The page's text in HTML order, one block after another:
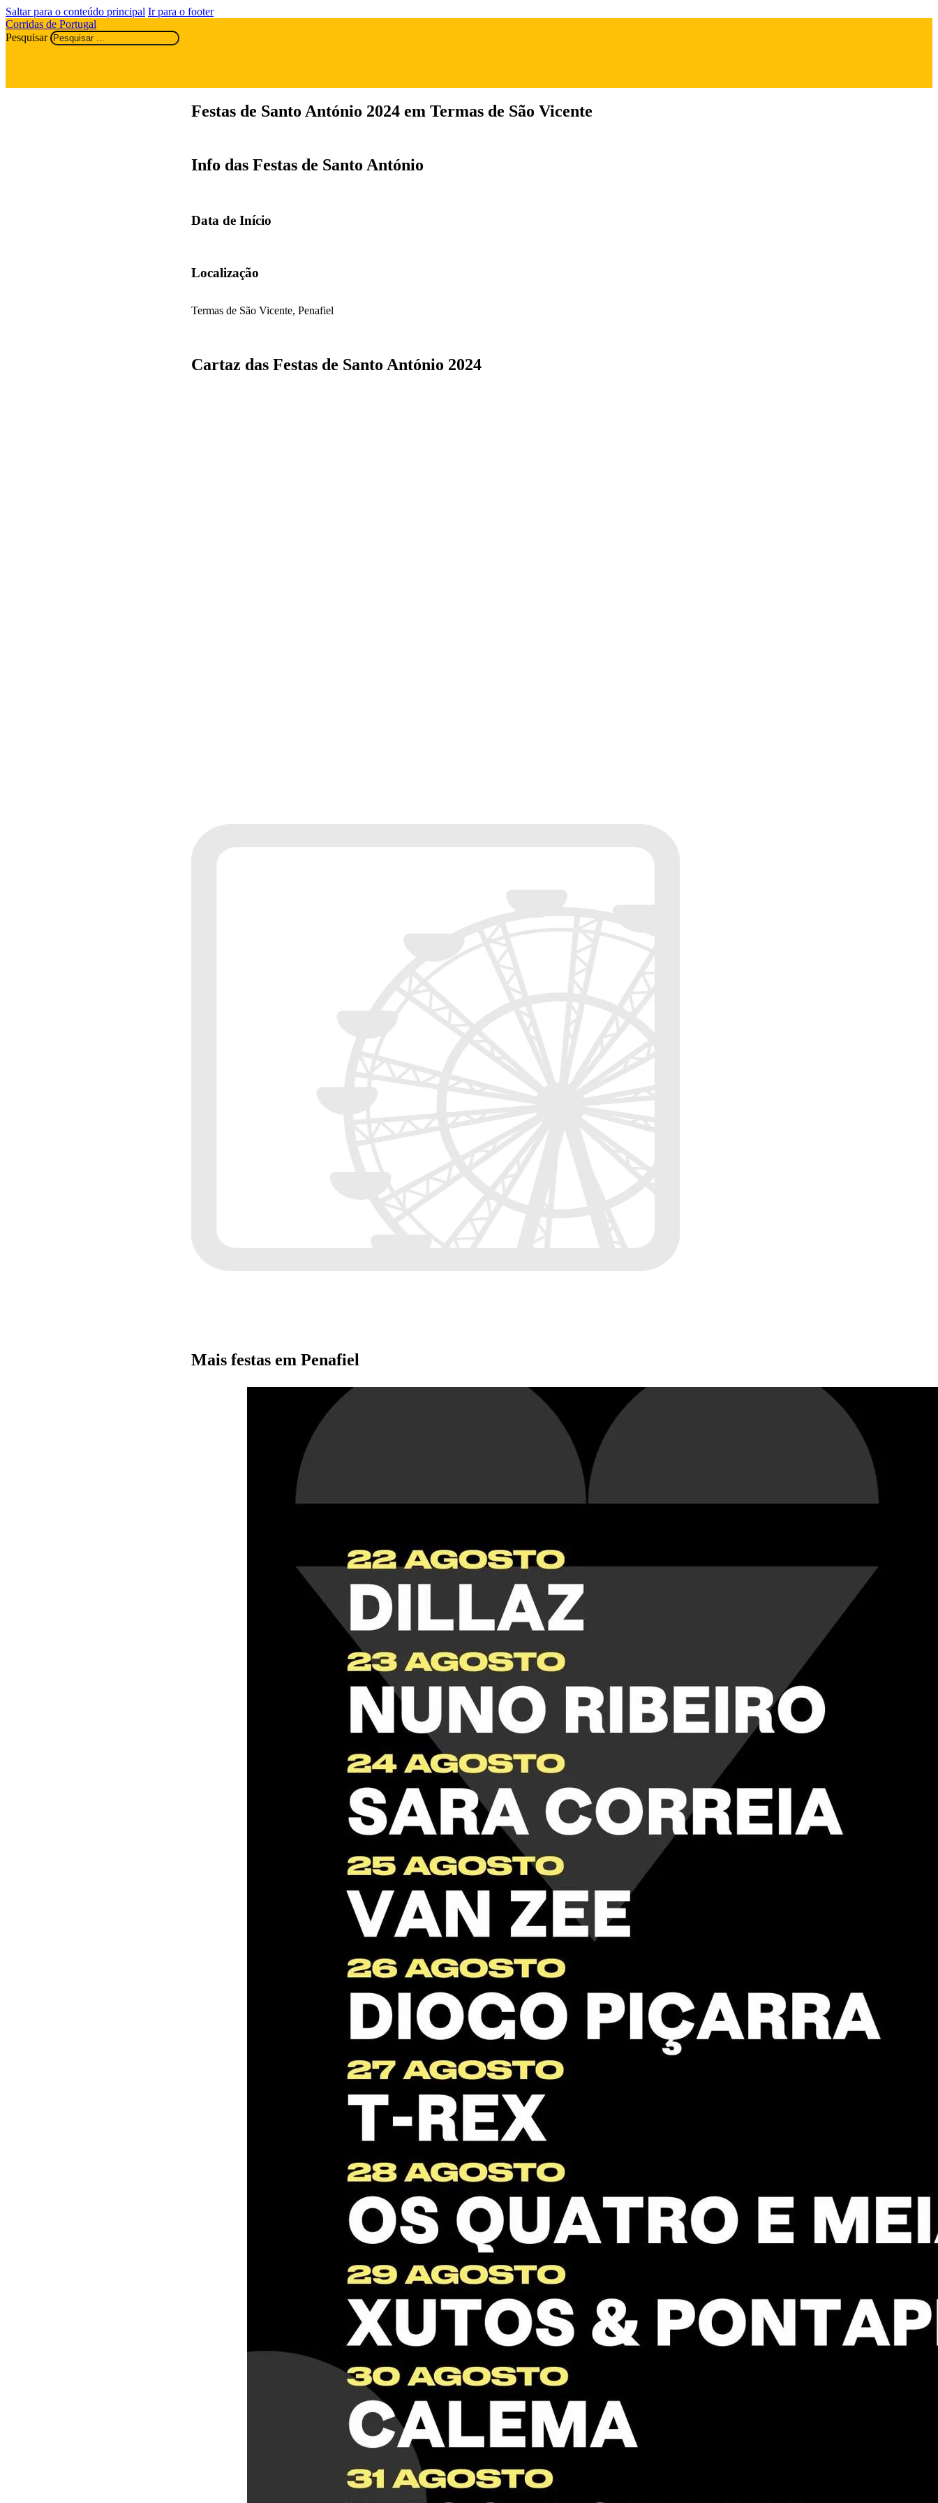
Saltar para o conteúdo principal Ir para o footer
Corridas de Portugal
Pesquisar
Festas de Santo António 2024 em Termas de São Vicente
Info das Festas de Santo António
Data de Início
Localização
Termas de São Vicente, Penafiel
Cartaz das Festas de Santo António 2024
Mais festas em Penafiel